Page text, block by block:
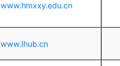
www.hmxxy.edu.cn
www.lhub.cn